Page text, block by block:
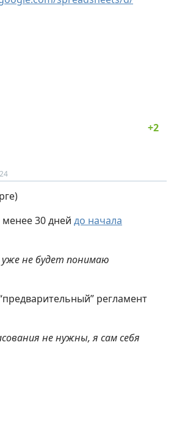
30 дней до начала
не будет понимаю
регламент
не нужны, я сам себя